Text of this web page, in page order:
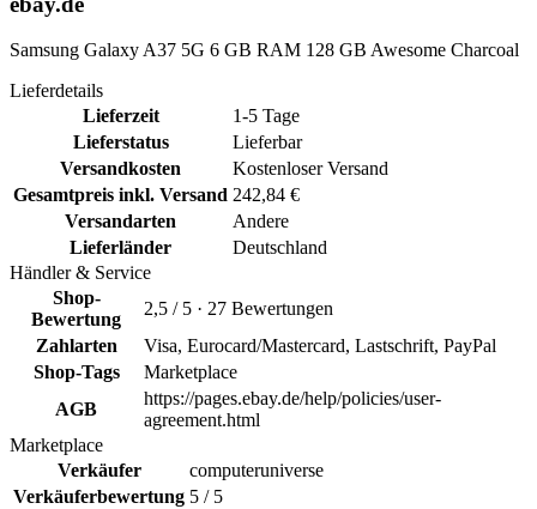
Samsung Galaxy A37 5G 6 GB RAM 128 GB Awesome Charcoal
Lieferdetails
Lieferzeit
1-5 Tage
Lieferstatus
Lieferbar
Versandkosten
Kostenloser Versand
Gesamtpreis inkl. Versand 242,84 €
Versandarten
Andere
Lieferländer
Deutschland
Händler & Service
Shop-
Bewertung
2,5 / 5 · 27 Bewertungen
Zahlarten
Visa, Eurocard/Mastercard, Lastschrift, PayPal
Shop-Tags
Marketplace
AGB
https://pages.ebay.de/help/policies/user-
agreement.html
Marketplace
Verkäufer
computeruniverse
Verkäuferbewertung 5 / 5